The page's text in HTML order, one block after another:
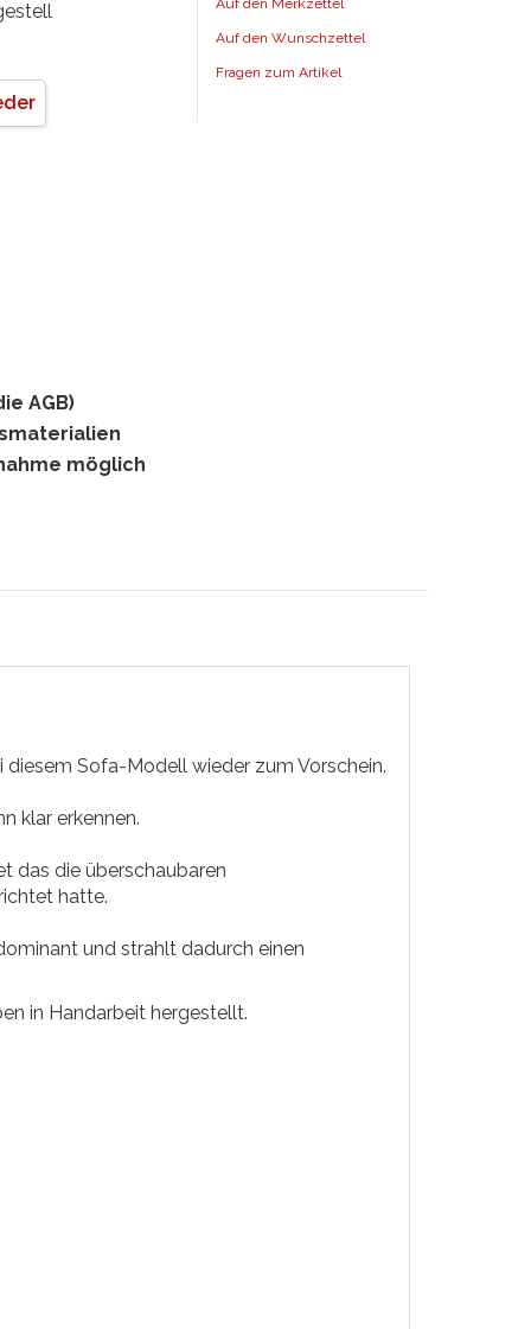
AGB)
möglich
Auf den Wunschzettel
Fragen zum Artikel
Sofa-Modell wieder zum Vorschein.
klar erkennen.
das die überschaubaren
hatte.
und strahlt dadurch einen
in Handarbeit hergestellt.